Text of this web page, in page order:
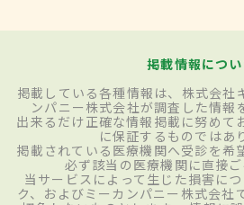
掲載情報につ
掲載している各種情報は、株式会社
ンパニー株式会社が調査した情報
出来るだけ正確な情報掲載に努めて
に保証するものではあ
掲載されている医療機関へ受診を希
必ず該当の医療機関に直接ご
当サービスによって生じた損害に
ク、およびミーカンパニー株式会社